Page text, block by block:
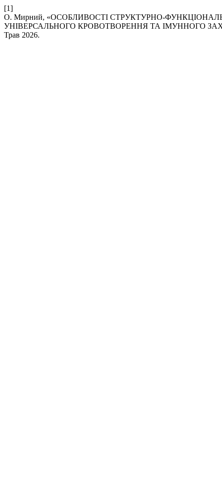
[1]
О. Мирний, «ОСОБЛИВОСТІ СТРУКТУРНО-
УНІВЕРСАЛЬНОГО КРОВОТВОРЕННЯ ТА ІМУННОГО
Трав 2026.